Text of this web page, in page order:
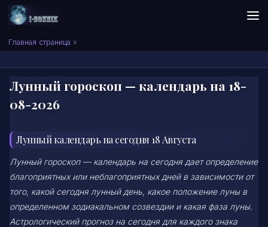
Skip to content
Сонник I-SONNIK.COM
Главная страница »
Лунный гороскоп — календарь на 18-
08-2026
Лунный календарь на сегодня 18 Августа
Лунный гороскоп — календарь на сегодня дает определение
благоприятных или неблагоприятных дней в зависимости от
того, какой сегодня лунный день, какое положение луны в
определенном зодиакальном созвездии и какая фаза луны.
Астрологический прогноз на сегодня для каждого знака